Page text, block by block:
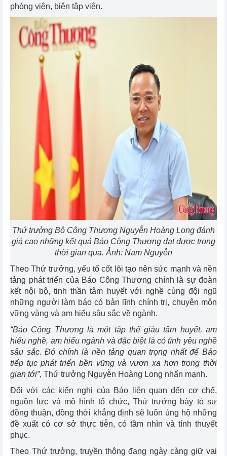
phóng viên, biên tập viên.
Thứ trưởng Bộ Công Thương Nguyễn Hoàng Long đánh
giá cao những kết quả Báo Công Thương đạt được trong
thời gian qua. Ảnh: Nam Nguyễn
Theo Thứ trưởng, yếu tố cốt lõi tạo nên sức mạnh và nền
tảng phát triển của Báo Công Thương chính là sự đoàn
kết nội bộ, tinh thần tâm huyết với nghề cùng đội ngũ
những người làm báo có bản lĩnh chính trị, chuyên môn
vững vàng và am hiểu sâu sắc về ngành.
“Báo Công Thương là một tập thể giàu tâm huyết, am
hiểu nghề, am hiểu ngành và đặc biệt là có tình yêu nghề
sâu sắc. Đó chính là nền tảng quan trọng nhất để Báo
tiếp tục phát triển bền vững và vươn xa hơn trong thời
gian tới”, Thứ trưởng Nguyễn Hoàng Long nhấn mạnh.
Đối với các kiến nghị của Báo liên quan đến cơ chế,
nguồn lực và mô hình tổ chức, Thứ trưởng bày tỏ sự
đồng thuận, đồng thời khẳng định sẽ luôn ủng hộ những
đề xuất có cơ sở thực tiễn, có tầm nhìn và tính thuyết
phục.
Theo Thứ trưởng, truyền thông đang ngày càng giữ vai